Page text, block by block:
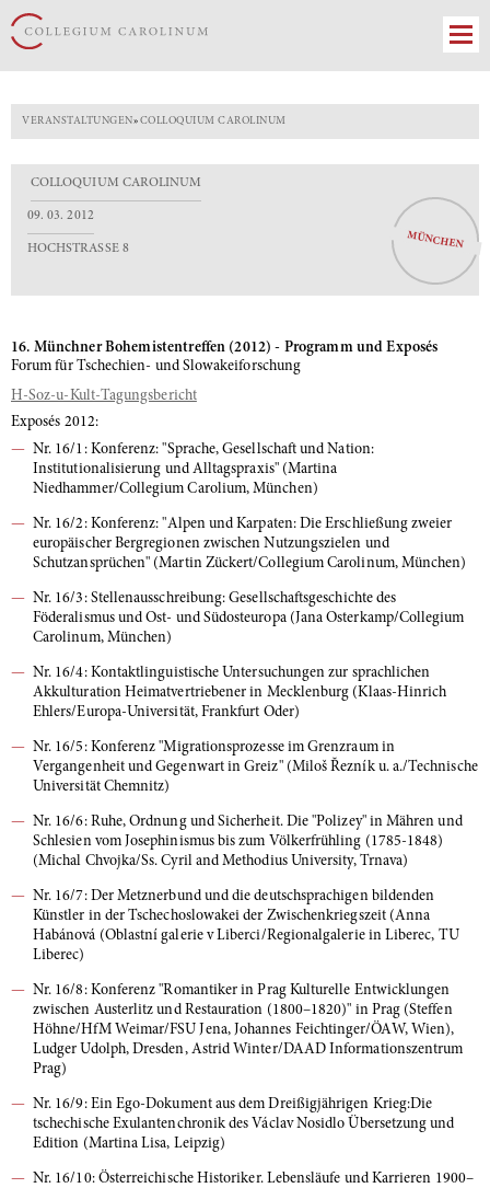
VERANSTALTUNGEN» COLLOQUIUM CAROLINUM
COLLOQUIUM CAROLINUM
09. 03. 2012
HOCHSTRASSE 8 MÜNCHEN
16. Münchner Bohemistentreffen (2012) - Programm und Exposés
Forum für Tschechien- und Slowakeiforschung
H-Soz-u-Kult-Tagungsbericht
Exposés 2012:
Nr. 16/1: Konferenz: "Sprache, Gesellschaft und Nation:
Institutionalisierung und Alltagspraxis" (Martina
Niedhammer/Collegium Carolium, München)
Nr. 16/2: Konferenz: "Alpen und Karpaten: Die Erschließung zweier
europäischer Bergregionen zwischen Nutzungszielen und
Schutzansprüchen" (Martin Zückert/Collegium Carolinum, München)
Nr. 16/3: Stellenausschreibung: Gesellschaftsgeschichte des
Föderalismus und Ost- und Südosteuropa (Jana Osterkamp/Collegium
Carolinum, München)
Nr. 16/4: Kontaktlinguistische Untersuchungen zur sprachlichen
Akkulturation Heimatvertriebener in Mecklenburg (Klaas-Hinrich
Ehlers/Europa-Universität, Frankfurt Oder)
Nr. 16/5: Konferenz "Migrationsprozesse im Grenzraum in
Vergangenheit und Gegenwart in Greiz" (Miloš Řezník u. a./Technische
Universität Chemnitz)
Nr. 16/6: Ruhe, Ordnung und Sicherheit. Die "Polizey" in Mähren und
Schlesien vom Josephinismus bis zum Völkerfrühling (1785-1848)
(Michal Chvojka/Ss. Cyril and Methodius University, Trnava)
Nr. 16/7: Der Metznerbund und die deutschsprachigen bildenden
Künstler in der Tschechoslowakei der Zwischenkriegszeit (Anna
Habánová (Oblastní galerie v Liberci/Regionalgalerie in Liberec, TU
Liberec)
Nr. 16/8: Konferenz "Romantiker in Prag Kulturelle Entwicklungen
zwischen Austerlitz und Restauration (1800–1820)" in Prag (Steffen
Höhne/HfM Weimar/FSU Jena, Johannes Feichtinger/ÖAW, Wien),
Ludger Udolph, Dresden, Astrid Winter/DAAD Informationszentrum
Prag)
Nr. 16/9: Ein Ego-Dokument aus dem Dreißigjährigen Krieg:Die
tschechische Exulantenchronik des Václav Nosidlo Übersetzung und
Edition (Martina Lisa, Leipzig)
Nr. 16/10: Österreichische Historiker. Lebensläufe und Karrieren 1900–